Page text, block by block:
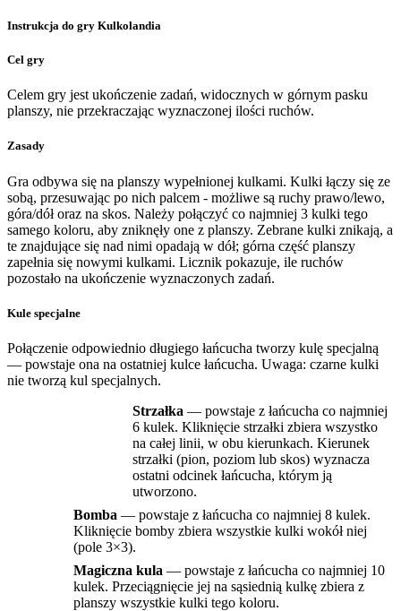
Instrukcja do gry Kulkolandia
Cel gry
Celem gry jest ukończenie zadań, widocznych w górnym pasku
planszy, nie przekraczając wyznaczonej ilości ruchów.
Zasady
Gra odbywa się na planszy wypełnionej kulkami. Kulki łączy się ze
sobą, przesuwając po nich palcem - możliwe są ruchy prawo/lewo,
góra/dół oraz na skos. Należy połączyć co najmniej 3 kulki tego
samego koloru, aby zniknęły one z planszy. Zebrane kulki znikają, a
te znajdujące się nad nimi opadają w dół; górna część planszy
zapełnia się nowymi kulkami. Licznik pokazuje, ile ruchów
pozostało na ukończenie wyznaczonych zadań.
Kule specjalne
Połączenie odpowiednio długiego łańcucha tworzy kulę specjalną
— powstaje ona na ostatniej kulce łańcucha. Uwaga: czarne kulki
nie tworzą kul specjalnych.
Strzałka — powstaje z łańcucha co najmniej
6 kulek. Kliknięcie strzałki zbiera wszystko
na całej linii, w obu kierunkach. Kierunek
strzałki (pion, poziom lub skos) wyznacza
ostatni odcinek łańcucha, którym ją
utworzono.
Bomba — powstaje z łańcucha co najmniej 8 kulek.
Kliknięcie bomby zbiera wszystkie kulki wokół niej
(pole 3×3).
Magiczna kula — powstaje z łańcucha co najmniej 10
kulek. Przeciągnięcie jej na sąsiednią kulkę zbiera z
planszy wszystkie kulki tego koloru.